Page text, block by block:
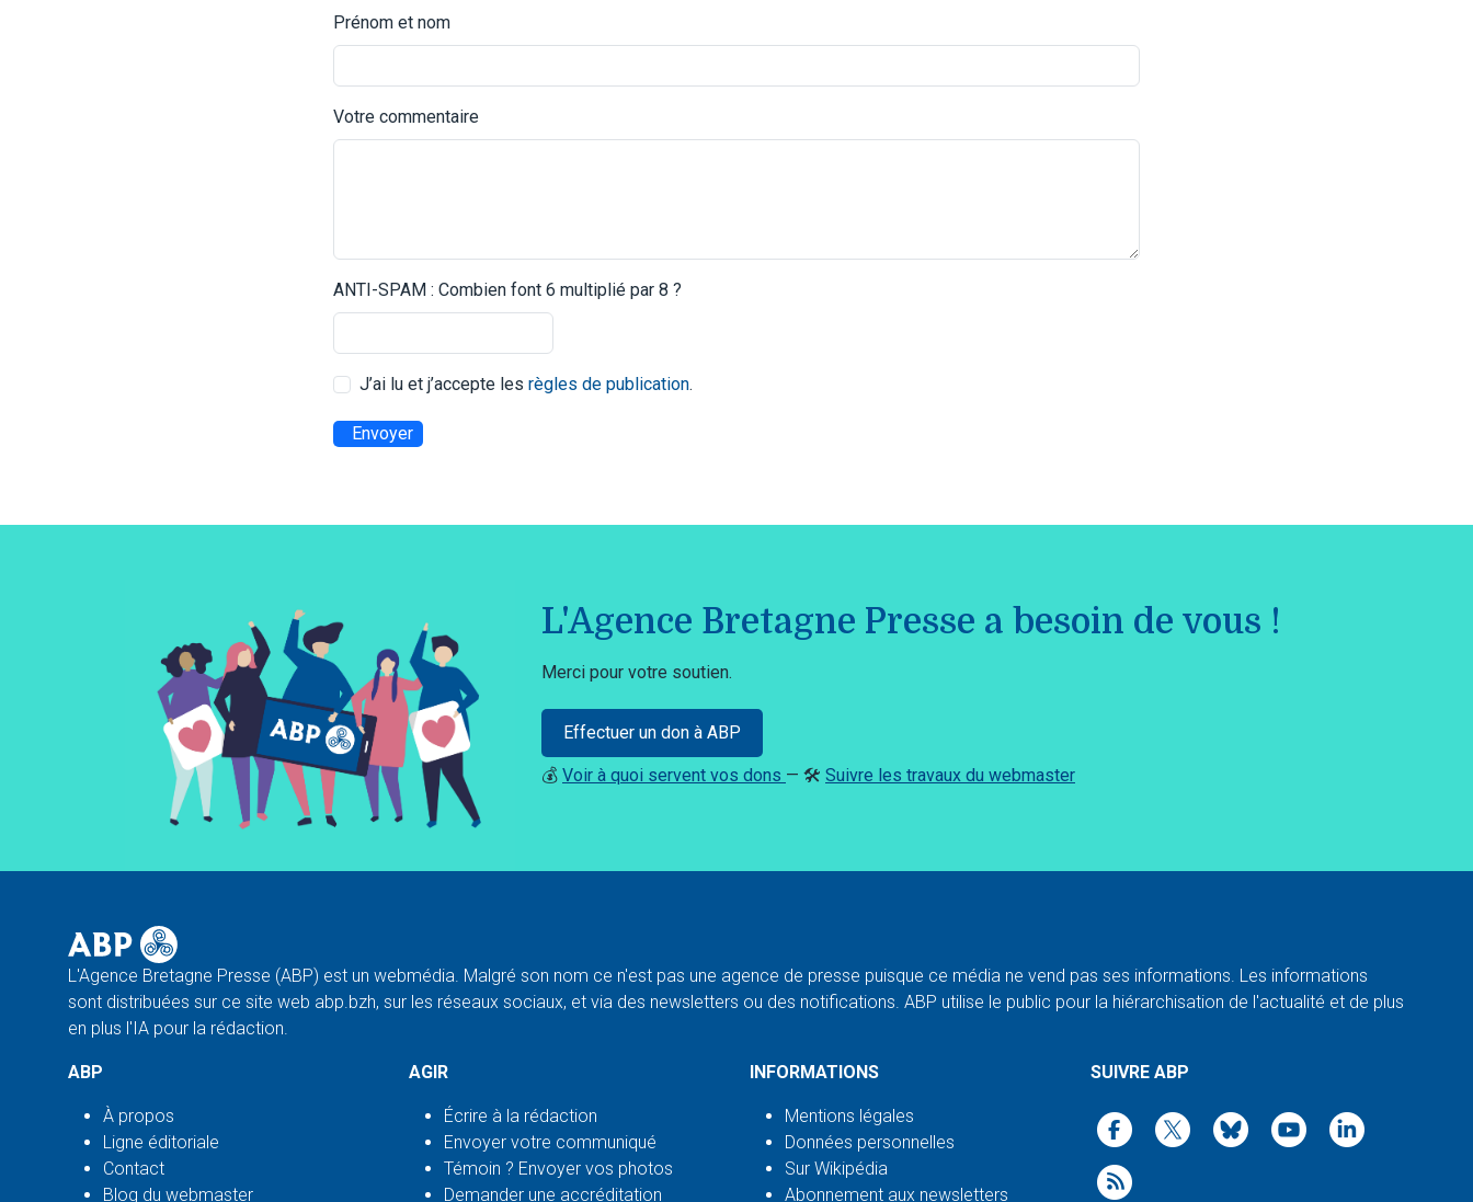
Prénom et nom
Votre commentaire
ANTI-SPAM : Combien font 6 multiplié par 8 ?
J’ai lu et j’accepte les règles de publication.
Envoyer
L'Agence Bretagne Presse a besoin de vous !
Merci pour votre soutien.
Effectuer un don à ABP
💰 Voir à quoi servent vos dons — 🛠️ Suivre les travaux du webmaster
L'Agence Bretagne Presse (ABP) est un webmédia. Malgré son nom ce n'est pas une agence de presse puisque ce média ne vend pas ses informations. Les informations
sont distribuées sur ce site web abp.bzh, sur les réseaux sociaux, et via des newsletters ou des notifications. ABP utilise le public pour la hiérarchisation de l'actualité et de plus
en plus l'IA pour la rédaction.
ABP
À propos
Ligne éditoriale
Contact
Blog du webmaster
AGIR
Écrire à la rédaction
Envoyer votre communiqué
Témoin ? Envoyer vos photos
Demander une accréditation
INFORMATIONS
Mentions légales
Données personnelles
Sur Wikipédia
Abonnement aux newsletters
SUIVRE ABP